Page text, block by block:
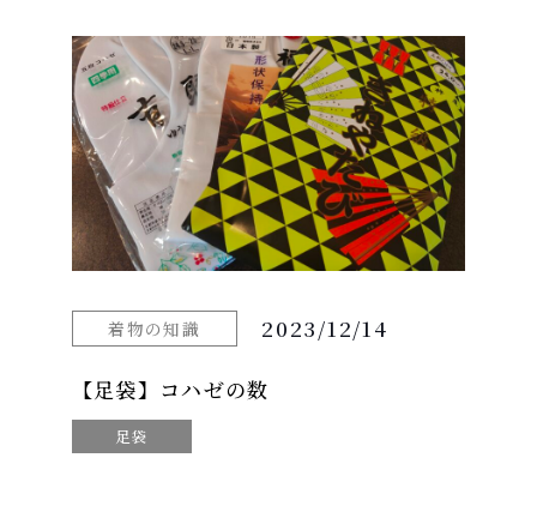
着物の知識 2023/12/14
【足袋】コハゼの数
足袋